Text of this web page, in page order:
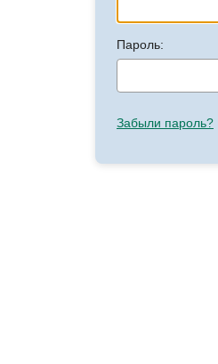
Пароль:
Забыли пароль?